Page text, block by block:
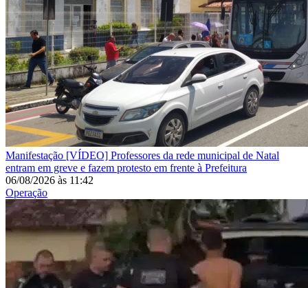
Manifestação [VÍDEO] Professores da rede municipal de Natal
entram em greve e fazem protesto em frente à Prefeitura
06/08/2026 às 11:42
Operação